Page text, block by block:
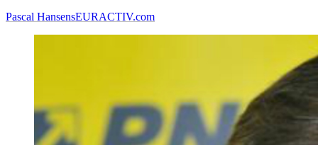
Pascal HansensEURACTIV.com